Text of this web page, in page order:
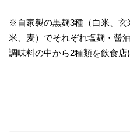
※自家製の黒麹3種（白米、
米、麦）でそれぞれ塩麹・醤
調味料の中から2種類を飲食店